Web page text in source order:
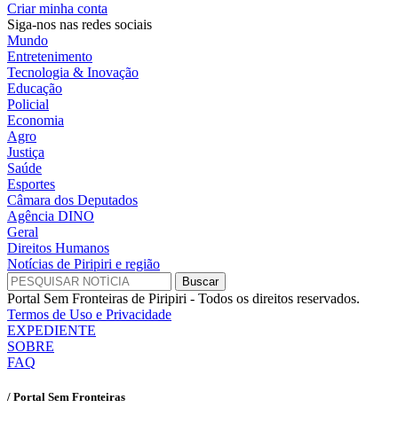
Criar minha conta
Siga-nos nas redes sociais
Mundo
Entretenimento
Tecnologia & Inovação
Educação
Policial
Economia
Agro
Justiça
Saúde
Esportes
Câmara dos Deputados
Agência DINO
Geral
Direitos Humanos
Notícias de Piripiri e região
Portal Sem Fronteiras de Piripiri - Todos os direitos reservados.
Termos de Uso e Privacidade
EXPEDIENTE
SOBRE
FAQ
/ Portal Sem Fronteiras